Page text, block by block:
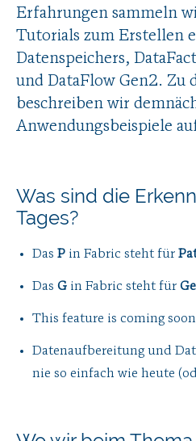
Erfahrungen sammeln
Tutorials zum Erstellen
Datenspeichers,
und DataFlow Gen2. Zu
beschreiben wir
Anwendungsbeispiele
Was sind die
Tages?
Das P in Fabric steht für
Das G in Fabric steht für
This feature is coming
Datenaufbereitung und
nie so einfach wie heute